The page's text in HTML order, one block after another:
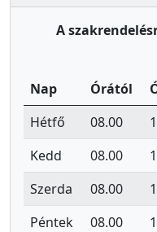
A
Nap Órától
Hétfő
08.00
Kedd
08.00
Szerda
08.00
Péntek
08.00